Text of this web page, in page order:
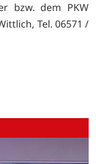
bzw. dem PKW
Tel. 06571 /